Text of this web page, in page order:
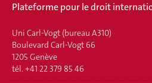
Plateforme pour le droit
Uni Carl-Vogt (bureau A310)
Boulevard Carl-Vogt 66
1205 Genève
tél. +41 22 379 85 46